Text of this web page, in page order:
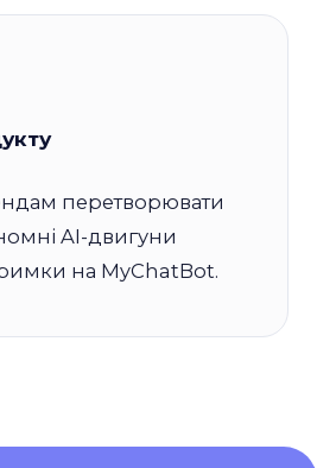
перетворювати
AI-двигуни
на MyChatBot.